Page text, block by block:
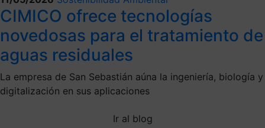
CIMICO ofrece tecnologías
novedosas para el tratamiento de
aguas residuales
La empresa de San Sebastián aúna la ingeniería, biología y
digitalización en sus aplicaciones
Ir al blog